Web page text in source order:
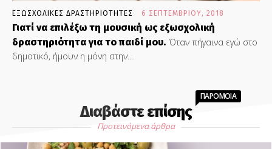
ΕΞΩΣΧΟΛΙΚΕΣ ΔΡΑΣΤΗΡΙΟΤΗΤΕΣ 6 ΣΕΠΤΕΜΒΡΊΟΥ, 2018
Γιατί να επιλέξω τη μουσική ως εξωσχολική
δραστηριότητα για το παιδί μου. Όταν πήγαινα εγώ στο
δημοτικό, ήμουν η μόνη στην...
Διαβάστε επίσης
ΠΑΡΟΜΟΙΑ
Προτεινόμενα άρθρα